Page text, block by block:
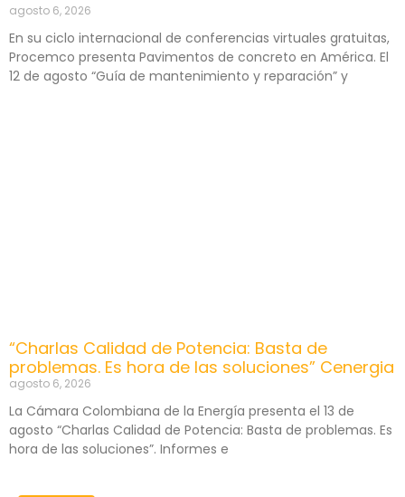
agosto 6, 2026
En su ciclo internacional de conferencias virtuales gratuitas,
Procemco presenta Pavimentos de concreto en América. El
12 de agosto “Guía de mantenimiento y reparación” y
“Charlas Calidad de Potencia: Basta de
problemas. Es hora de las soluciones” Cenergia
agosto 6, 2026
La Cámara Colombiana de la Energía presenta el 13 de
agosto “Charlas Calidad de Potencia: Basta de problemas. Es
hora de las soluciones”. Informes e